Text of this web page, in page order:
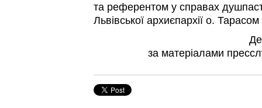
та референтом у справах
Львівської архиєпархії о.
за матеріалами